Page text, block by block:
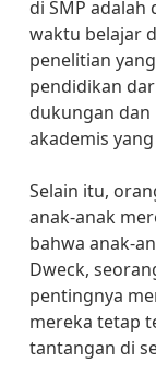
di SMP
waktu belajar
penelitian
pendidikan
dukungan
akademis
Selain itu,
anak-anak
bahwa anak-
Dweck,
pentingnya
mereka tetap
tantangan di